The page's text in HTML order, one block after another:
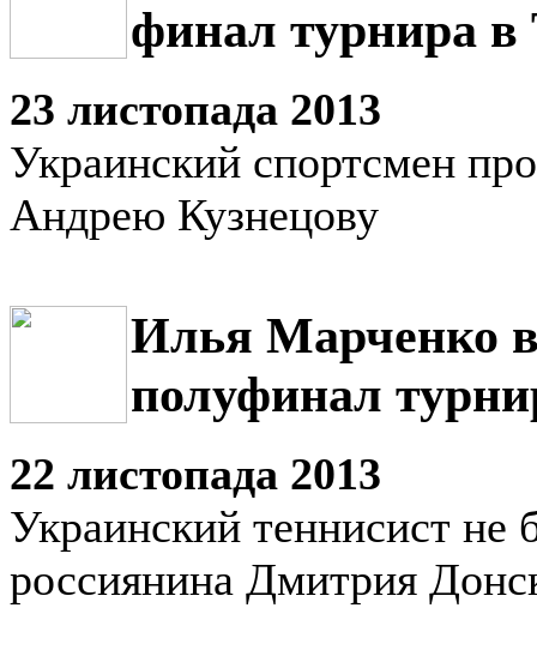
финал турнира
23 листопада 2013
Украинский спортсмен
Андрею Кузнецову
Илья Марченко
полуфинал
22 листопада 2013
Украинский теннисист не
россиянина Дмитрия